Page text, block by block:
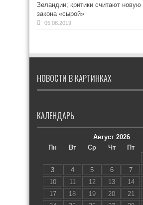
Зеландии; критики считают
закона «сырой»
05.08.2019
НОВОСТИ В КАРТИНКАХ
КАЛЕНДАРЬ
Август 2026
Пн
Вт Ср Чт Пт
3
4 5 6 7
10
11 12 13 14
17
18 19 20 21